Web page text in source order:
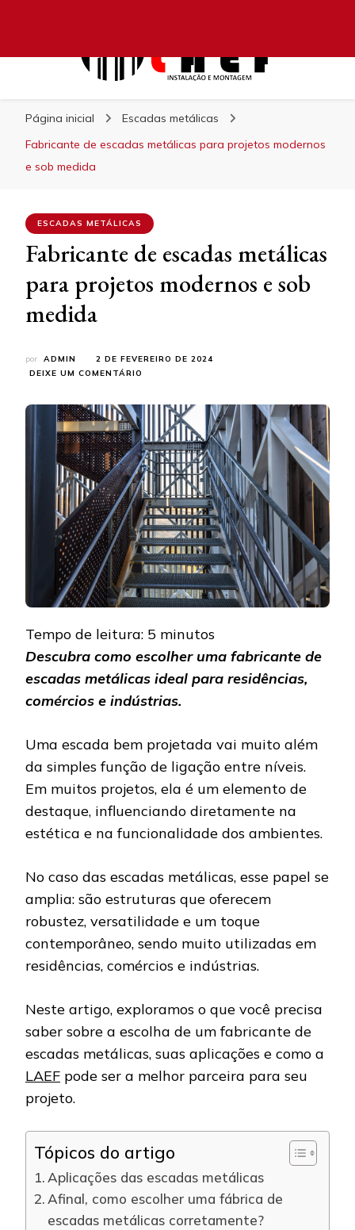
Página inicial
Escadas metálicas
Fabricante de escadas metálicas para projetos modernos
e sob medida
ESCADAS METÁLICAS
Fabricante de escadas metálicas
para projetos modernos e sob
medida
por ADMIN
2 DE FEVEREIRO DE 2024
DEIXE UM COMENTÁRIO
ESCADAS
METÁLICAS
PARA
PROJETOS
MODERNOS
E
SOB
MEDIDA
Tempo de leitura: 5 minutos
Descubra como escolher uma fabricante de
escadas metálicas ideal para residências,
comércios e indústrias.
Uma escada bem projetada vai muito além
da simples função de ligação entre níveis.
Em muitos projetos, ela é um elemento de
destaque, influenciando diretamente na
estética e na funcionalidade dos ambientes.
No caso das escadas metálicas, esse papel se
amplia: são estruturas que oferecem
robustez, versatilidade e um toque
contemporâneo, sendo muito utilizadas em
residências, comércios e indústrias.
Neste artigo, exploramos o que você precisa
saber sobre a escolha de um fabricante de
escadas metálicas, suas aplicações e como a
LAEF pode ser a melhor parceira para seu
projeto.
Tópicos do artigo
Aplicações das escadas metálicas
Afinal, como escolher uma fábrica de
escadas metálicas corretamente?